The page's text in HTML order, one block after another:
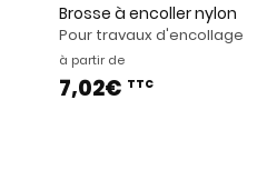
Brosse à encoller nylon
Pour travaux d'encollage
à partir de
7,02€ TTC